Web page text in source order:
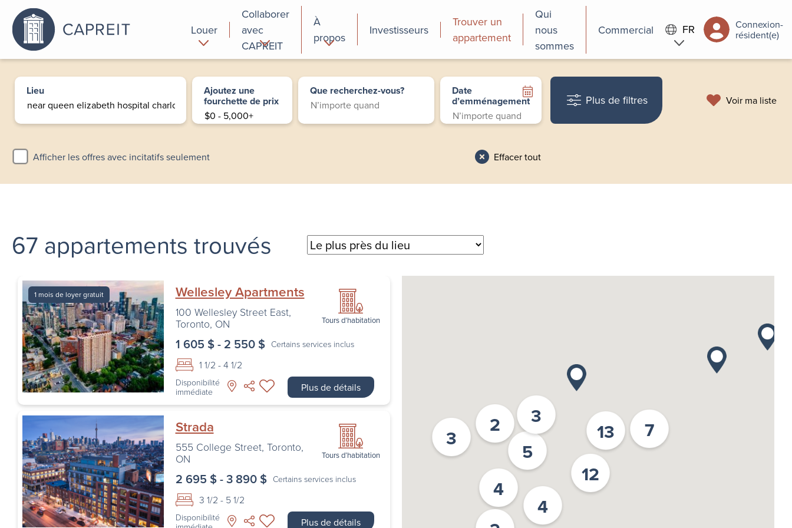
Louer
Pourquoi
louer chez
Collaborer
avec
CAPREIT
Commercial
À
propos
Programmes de
perfectionnement
des employés
Investisseurs
Trouver un
appartement
Qui
nous
sommes
Commercial FR
Connexion-
résident(e)
Lieu Ajoutez une
fourchette de prix
Que recherchez-vous? Date
d’emménagement
Afficher les offres avec incitatifs seulement Effacer tout
Plus de filtres Voir ma liste
67 appartements trouvés
1 mois de loyer gratuit Wellesley Apartments
Tours d’habitation
100 Wellesley Street East,
Toronto, ON
1 605 $ - 2 550 $ Certains services inclus
1 1/2 - 4 1/2
Disponibilité
immédiate
Plus de détails
Strada
Tours d’habitation
555 College Street, Toronto,
ON
2 695 $ - 3 890 $ Certains services inclus
3 1/2 - 5 1/2
Disponibilité
Plus de détails
12
4
13
5
7
3
4
2
3